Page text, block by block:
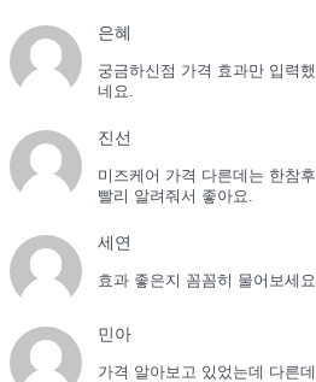
은혜
궁금하신점 가격 효과만 입력
네요.
진선
미즈케어 가격 다른데는 한참
빨리 알려줘서 좋아요.
세연
효과 좋은지 꼼꼼히 물어보세요.
민아
가격 알아보고 있었는데 다른